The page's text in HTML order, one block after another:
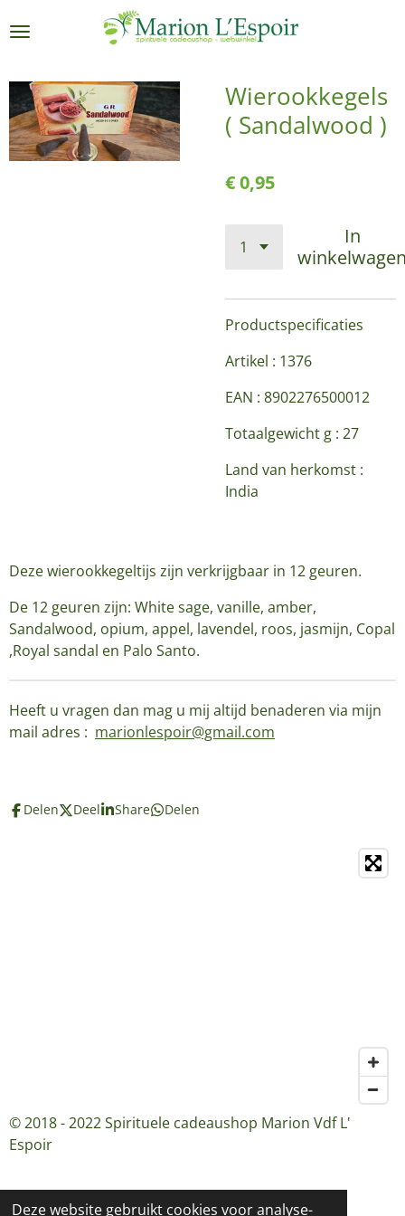
Deze website gebruikt cookies voor analyse-
direct
de
hoofdinhoud
Wierookkegels
( Sandalwood )
€ 0,95
In
Productspecificaties
Artikel : 1376
EAN : 8902276500012
Totaalgewicht g : 27
Land van herkomst :
India
Deze wierookkegeltijs zijn verkrijgbaar in 12 geuren.
De 12 geuren zijn: White sage, vanille, amber,
Sandalwood, opium, appel, lavendel, roos, jasmijn, Copal
,Royal sandal en Palo Santo.
Heeft u vragen dan mag u mij altijd benaderen via mijn
mail adres : marionlespoir@gmail.com
Delen Deel Share Delen
© 2018 - 2022 Spirituele cadeaushop Marion Vdf L'
Espoir